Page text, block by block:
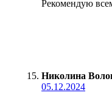
Рекомендую
Николина
05.12.2024